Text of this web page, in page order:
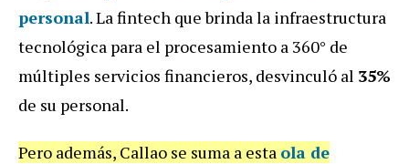
personal. La fintech que brinda la infraestructura
tecnológica para el procesamiento a 360° de
múltiples servicios financieros, desvinculó al 35%
de su personal.
Pero además, Callao se suma a esta ola de